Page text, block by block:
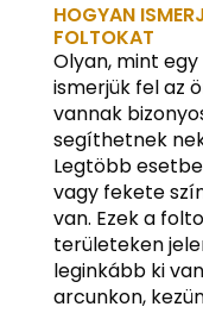
HOGYAN
FOLTOKAT
Olyan, mint
ismerjük fel az
vannak
segíthetnek
Legtöbb
vagy fekete
van. Ezek a
területeken
leginkább ki
arcunkon,